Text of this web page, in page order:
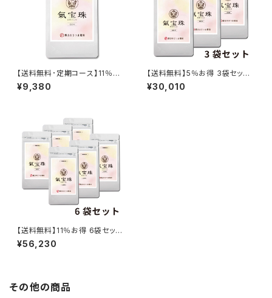
【送料無料･定期コース】11％お
得 120粒 １ヶ月分 氣宝珠/
さつま薬局オリジナル
¥9,380
【送料無料】5％お得 3袋セット
氣宝珠/さつま薬局オリジナ
ル
¥30,010
【送料無料】11％お得 6袋セット
氣宝珠/さつま薬局オリジナ
ル
¥56,230
その他の商品